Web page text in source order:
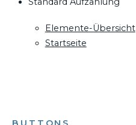
Elemente-Übersicht
Startseite